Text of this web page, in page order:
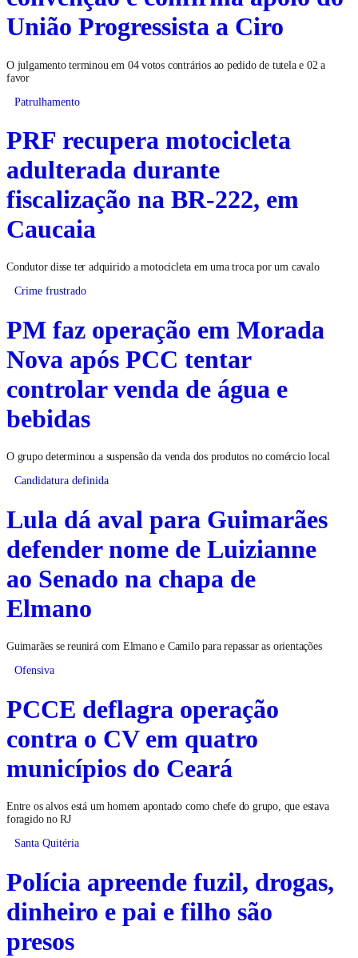
União Progressista a Ciro
O julgamento terminou em 04 votos contrários ao pedido de tutela e 02 a
favor
Patrulhamento
PRF recupera motocicleta
adulterada durante
fiscalização na BR-222, em
Caucaia
Condutor disse ter adquirido a motocicleta em uma troca por um cavalo
Crime frustrado
PM faz operação em Morada
Nova após PCC tentar
controlar venda de água e
bebidas
O grupo determinou a suspensão da venda dos produtos no comércio local
Candidatura definida
Lula dá aval para Guimarães
defender nome de Luizianne
ao Senado na chapa de
Elmano
Guimarães se reunirá com Elmano e Camilo para repassar as orientações
Ofensiva
PCCE deflagra operação
contra o CV em quatro
municípios do Ceará
Entre os alvos está um homem apontado como chefe do grupo, que estava
foragido no RJ
Santa Quitéria
Polícia apreende fuzil, drogas,
dinheiro e pai e filho são
presos